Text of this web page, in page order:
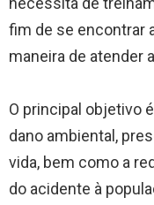
fim de se encontrar
maneira de atender
O principal objetivo
dano ambiental,
vida, bem como a
do acidente à